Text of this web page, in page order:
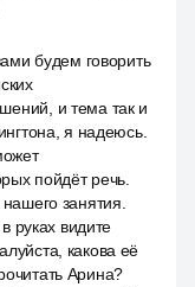
будем говорить
и тема так и
я надеюсь.
пойдёт речь.
занятия.
руках видите
какова её
Арина?